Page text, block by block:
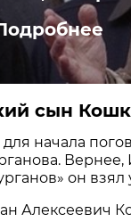
сын
начала
он
Алексеевич